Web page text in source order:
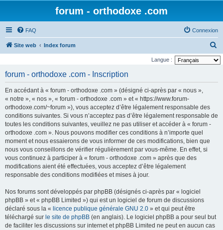
forum - orthodoxe .com
FAQ Connexion
Site web Index forum
e
Langue :
forum - orthodoxe .com - Inscription
En accédant à « forum - orthodoxe .com » (désigné ci-après par « nous »,
« notre », « nos », « forum - orthodoxe .com » et « https://www.forum-
orthodoxe.com/~forum »), vous acceptez d’être légalement responsable des
conditions suivantes. Si vous n’acceptez pas d’être légalement responsable de
toutes les conditions suivantes, veuillez ne pas utiliser et accéder à « forum -
orthodoxe .com ». Nous pouvons modifier ces conditions à n’importe quel
moment et nous essaierons de vous informer de ces modifications, bien que
nous vous conseillons de vérifier régulièrement par vous-même. En effet, si
vous continuez à participer à « forum - orthodoxe .com » après que des
modifications aient été effectuées, vous acceptez d’être légalement
responsable des conditions modifiées et mises à jour.
Nos forums sont développés par phpBB (désignés ci-après par « logiciel
phpBB » et « phpBB Limited ») qui est un logiciel de forum de discussions
déclaré sous la « licence publique générale GNU 2.0 » et qui peut être
téléchargé sur le site de phpBB (en anglais). Le logiciel phpBB a pour seul but
de faciliter les discussions sur internet et phpBB Limited ne peut en aucun cas